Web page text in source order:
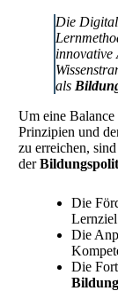
Die
innovative
als
Um eine
Prinzipien und
zu erreichen,
der
Die
Lernziel
Die
Die